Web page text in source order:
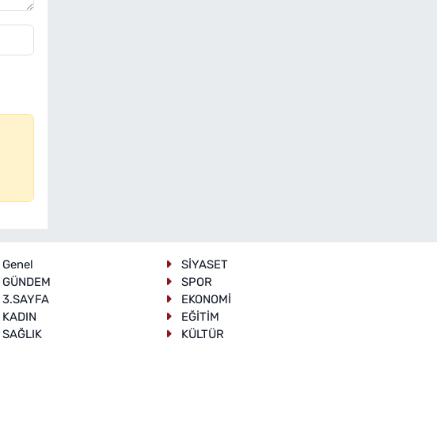
Genel
SİYASET
GÜNDEM
SPOR
3.SAYFA
EKONOMİ
KADIN
EĞİTİM
SAĞLIK
KÜLTÜR